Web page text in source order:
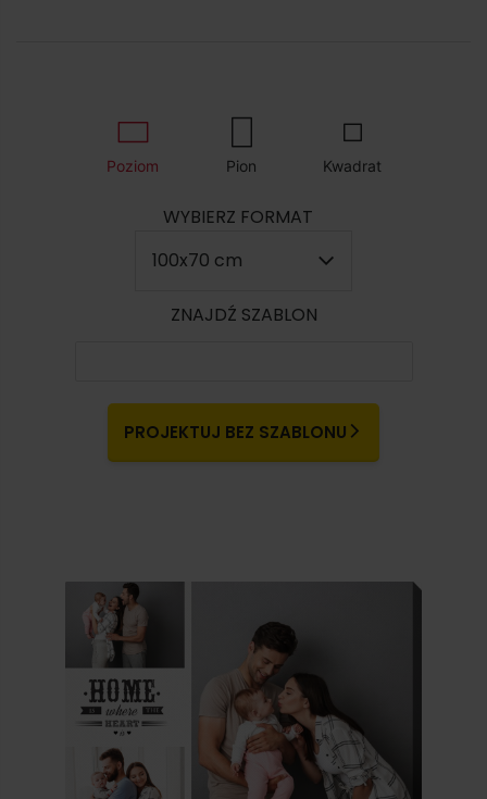
Poziom Pion Kwadrat
WYBIERZ FORMAT
100x70 cm
ZNAJDŹ SZABLON
PROJEKTUJ BEZ SZABLONU